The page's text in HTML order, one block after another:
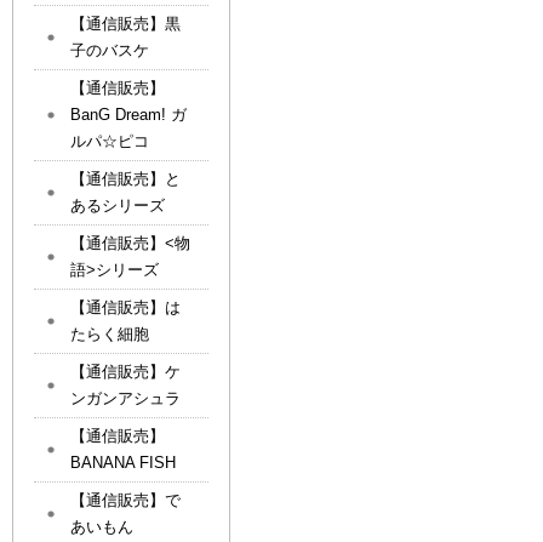
【通信販売】黒
子のバスケ
【通信販売】
BanG Dream! ガ
ルパ☆ピコ
【通信販売】と
あるシリーズ
【通信販売】<物
語>シリーズ
【通信販売】は
たらく細胞
【通信販売】ケ
ンガンアシュラ
【通信販売】
BANANA FISH
【通信販売】で
あいもん